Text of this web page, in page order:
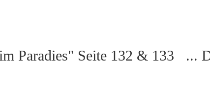
Paradies" Seite 132 & 133 ...